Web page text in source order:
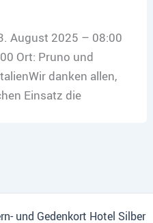
August 2025 – 08:00
Ort: Pruno und
danken allen,
Einsatz die
und Gedenkort Hotel Silber